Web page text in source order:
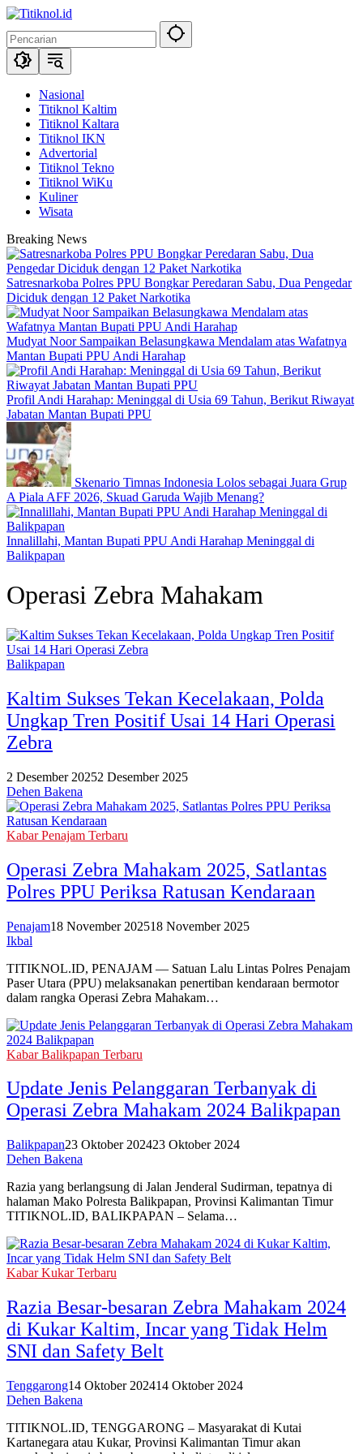
Langsung
konten
Nasional
Titiknol Kaltim
Titiknol Kaltara
Titiknol IKN
Advertorial
Titiknol Tekno
Titiknol WiKu
Kuliner
Wisata
Breaking News
Satresnarkoba Polres PPU Bongkar Peredaran Sabu, Dua Pengedar
Diciduk dengan 12 Paket Narkotika
Mudyat Noor Sampaikan Belasungkawa Mendalam atas Wafatnya
Mantan Bupati PPU Andi Harahap
Profil Andi Harahap: Meninggal di Usia 69 Tahun, Berikut Riwayat
Jabatan Mantan Bupati PPU
Skenario Timnas Indonesia Lolos sebagai Juara Grup
A Piala AFF 2026, Skuad Garuda Wajib Menang?
Innalillahi, Mantan Bupati PPU Andi Harahap Meninggal di
Balikpapan
Operasi Zebra Mahakam
Balikpapan
Kaltim Sukses Tekan Kecelakaan, Polda
Ungkap Tren Positif Usai 14 Hari Operasi
Zebra
2 Desember 20252 Desember 2025
Dehen Bakena
Kabar Penajam Terbaru
‎Operasi Zebra Mahakam 2025, Satlantas
Polres PPU Periksa Ratusan Kendaraan‎
Penajam18 November 202518 November 2025
Ikbal
TITIKNOL.ID, PENAJAM — Satuan Lalu Lintas Polres Penajam
Paser Utara (PPU) melaksanakan penertiban kendaraan bermotor
dalam rangka Operasi Zebra Mahakam…
Kabar Balikpapan Terbaru
Update Jenis Pelanggaran Terbanyak di
Operasi Zebra Mahakam 2024 Balikpapan
Balikpapan23 Oktober 202423 Oktober 2024
Dehen Bakena
Razia yang berlangsung di Jalan Jenderal Sudirman, tepatnya di
halaman Mako Polresta Balikpapan, Provinsi Kalimantan Timur
TITIKNOL.ID, BALIKPAPAN – Selama…
Kabar Kukar Terbaru
Razia Besar-besaran Zebra Mahakam 2024
di Kukar Kaltim, Incar yang Tidak Helm
SNI dan Safety Belt
Tenggarong14 Oktober 202414 Oktober 2024
Dehen Bakena
TITIKNOL.ID, TENGGARONG – Masyarakat di Kutai
Kartanegara atau Kukar, Provinsi Kalimantan Timur akan